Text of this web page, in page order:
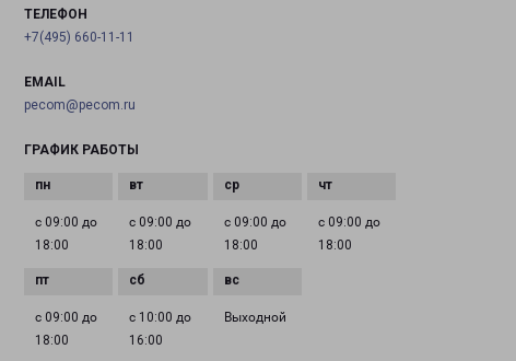
ТЕЛЕФОН
+7(495) 660-11-11
EMAIL
pecom@pecom.ru
ГРАФИК РАБОТЫ
с 09:00 до
18:00
с 09:00 до
18:00
с 09:00 до
18:00
с 09:00 до
18:00
с 09:00 до
18:00
с 10:00 до
16:00
Выходной